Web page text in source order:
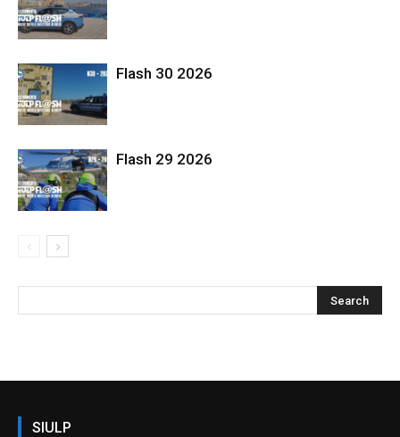
Flash 30 2026
Flash 29 2026
SIULP